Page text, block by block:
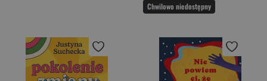
Chwilowo niedostępny